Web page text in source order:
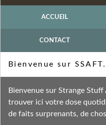
ACCUEIL
CONTACT
Fil des commentaires
Bienvenue sur
Bienvenue sur Strange Stuff
trouver ici votre dose
de faits surprenants, de